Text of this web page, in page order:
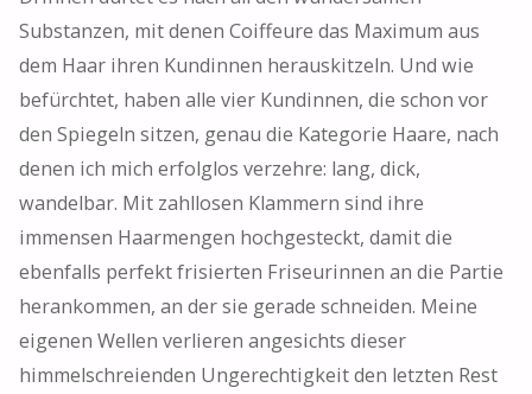
Substanzen, mit denen Coiffeure das Maximum aus
dem Haar ihren Kundinnen herauskitzeln. Und wie
befürchtet, haben alle vier Kundinnen, die schon vor
den Spiegeln sitzen, genau die Kategorie Haare, nach
denen ich mich erfolglos verzehre: lang, dick,
wandelbar. Mit zahllosen Klammern sind ihre
immensen Haarmengen hochgesteckt, damit die
ebenfalls perfekt frisierten Friseurinnen an die Partie
herankommen, an der sie gerade schneiden. Meine
eigenen Wellen verlieren angesichts dieser
himmelschreienden Ungerechtigkeit den letzten Rest